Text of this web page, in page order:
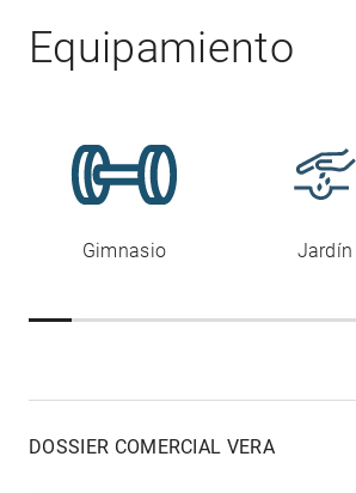
Equipamiento
Gimnasio Jardín
DOSSIER COMERCIAL VERA